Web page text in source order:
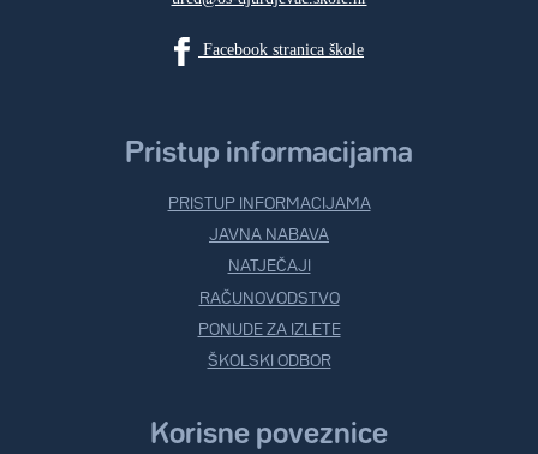
Facebook stranica škole
Pristup informacijama
PRISTUP INFORMACIJAMA
JAVNA NABAVA
NATJEČAJI
RAČUNOVODSTVO
PONUDE ZA IZLETE
ŠKOLSKI ODBOR
Korisne poveznice